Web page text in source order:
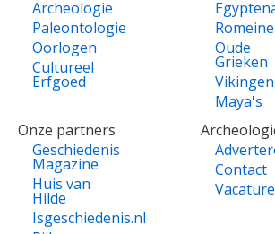
Archeologie
Paleontologie
Oorlogen
Cultureel
Erfgoed
Oude
Grieken
Vikingen
Maya's
Onze partners
Geschiedenis
Magazine
Huis van
Hilde
Isgeschiedenis.nl
Contact